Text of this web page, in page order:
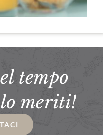
tempo
meriti!